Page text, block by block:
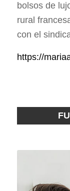
bolsos de
rural
con el
https://